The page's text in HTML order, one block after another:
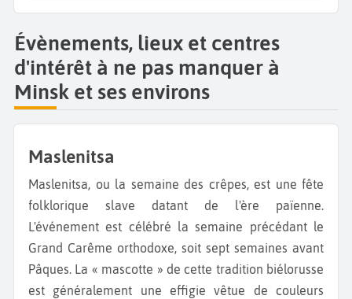
Évènements, lieux et centres
d'intérêt à ne pas manquer à
Minsk et ses environs
Maslenitsa
Maslenitsa, ou la semaine des crêpes, est une fête
folklorique slave datant de l'ère païenne.
L'événement est célébré la semaine précédant le
Grand Carême orthodoxe, soit sept semaines avant
Pâques. La « mascotte » de cette tradition biélorusse
est généralement une effigie vêtue de couleurs